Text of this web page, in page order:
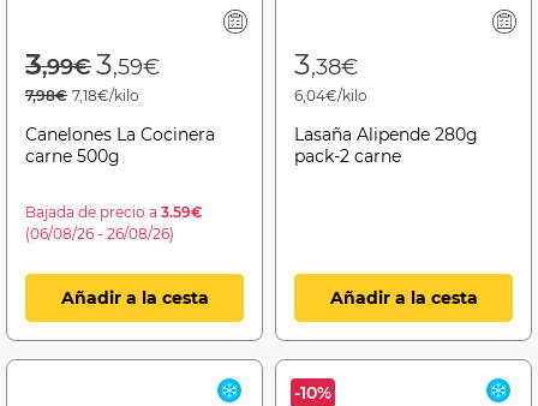
Price reduced from
3,99€to
3,59€
7,98€ 7,18€/kilo
Canelones La Cocinera
carne 500g
Bajada de precio a 3.59€
(06/08/26 - 26/08/26)
Añadir a la cesta
3,38€
6,04€/kilo
Lasaña Alipende 280g
pack-2 carne
Añadir a la cesta
-10%